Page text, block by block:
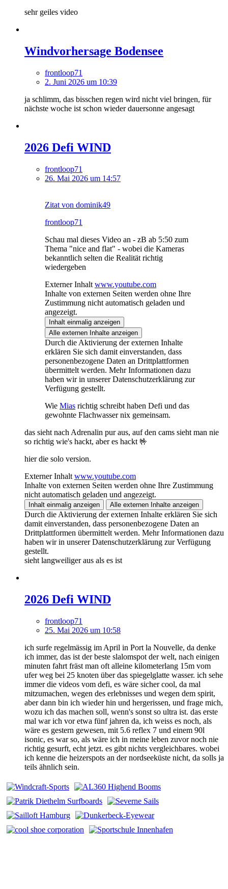
sehr geiles video
Windvorhersage Bodensee
frontloop71
2. Juni 2026 um 10:39
ja schlimm, das bisschen regen wird nicht viel bringen, für
nächste woche ist schon wieder dauersonne angesagt
2026 Defi WIND
frontloop71
26. Mai 2026 um 14:57
Zitat von dominik49
frontloop71
Schau mal dieses Video an - zB ab 5:50 zum
Thema "nice and flat" - wobei die Kameras
bekanntlich selten die Realität richtig
wiedergeben
Externer Inhalt www.youtube.com
Inhalte von externen Seiten werden ohne Ihre
Zustimmung nicht automatisch geladen und
angezeigt.
Inhalt einmalig anzeigen
Alle externen Inhalte anzeigen
Durch die Aktivierung der externen Inhalte
erklären Sie sich damit einverstanden, dass
personenbezogene Daten an Drittplattformen
übermittelt werden. Mehr Informationen dazu
haben wir in unserer Datenschutzerklärung zur
Verfügung gestellt.
Wie Mias richtig schreibt haben Defi und das
gewohnte Flachwasser nix gemeinsam.
das sieht nach Adrenalin pur aus, auf den cams sieht man nie
so richtig wie's hackt, aber es hackt 🤟
hier die solo version.
Externer Inhalt www.youtube.com
Inhalte von externen Seiten werden ohne Ihre Zustimmung
nicht automatisch geladen und angezeigt.
Inhalt einmalig anzeigen Alle externen Inhalte anzeigen
Durch die Aktivierung der externen Inhalte erklären Sie sich
damit einverstanden, dass personenbezogene Daten an
Drittplattformen übermittelt werden. Mehr Informationen dazu
haben wir in unserer Datenschutzerklärung zur Verfügung
gestellt.
sieht langweiliger aus als es ist
2026 Defi WIND
frontloop71
25. Mai 2026 um 10:58
ich surfe regelmässig im April in Port la Nouvelle, da denke
ich immer, das ist der beste slalomspot der welt, nach einigen
minuten fahrt fräst man oft alleine kilometerlang 15m vom
ufer weg bei 25 knoten über das spiegelglatte wasser. ich sehe
immer die videos vom defi, es wäre sicher cool, da mal
mitzumachen, wegen des erlebnisses und wegen dem spirit,
aber dann bin ich wieder hin und hergerissen, und frage mich,
wozu ich das machen soll, wenn's sonst so ultra ist. das erste
mal war ich vor etwa fünf jahren da, ich weiss es noch, als
wäre es gestern gewesen, mit 5.6 reflex 7 und einem 90l
isonic, es war so, als wäre ich in meine leben zuvor noch nie
richtig gesurft, echt jetzt. es gibt nichts vergleichbares. wobei
ich kenne die heizerspots an der nordseeküste nicht, da solls ja
teils ähnlich sein.